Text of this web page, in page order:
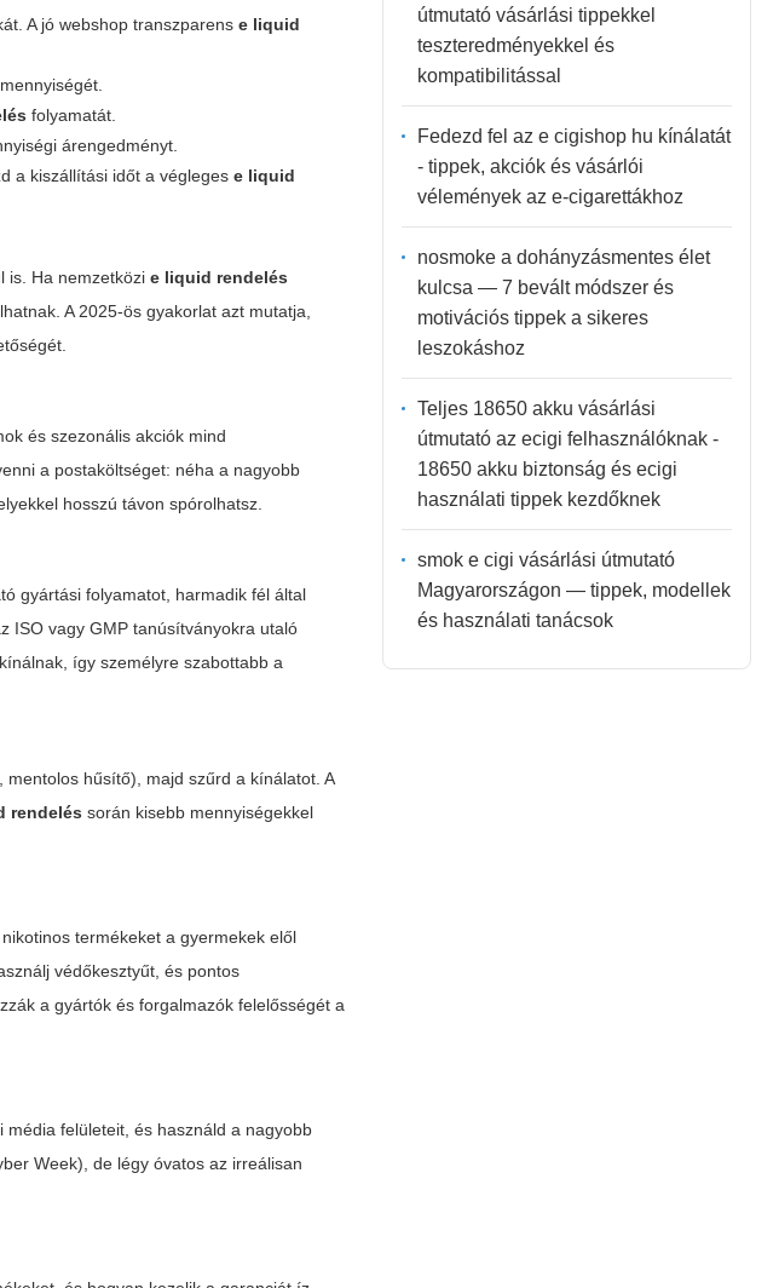
A jó webshop transzparense liquid
folyamatát.
árengedményt.
a kiszállítási időt a véglegese liquid
is. Ha nemzetközie liquid rendelés
A 2025-ös gyakorlat azt mutatja,
és szezonális akciók mind
a postaköltséget: néha a nagyobb
hosszú távon spórolhatsz.
gyártási folyamatot, harmadik fél által
ISO vagy GMP tanúsítványokra utaló
így személyre szabottabb a
hűsítő), majd szűrd a kínálatot. A
rendelés során kisebb mennyiségekkel
termékeket a gyermekek elől
védőkesztyűt, és pontos
a gyártók és forgalmazók felelősségét a
felületeit, és használd a nagyobb
Week), de légy óvatos az irreálisan
útmutató vásárlási tippekkel
teszteredményekkel és
kompatibilitással
Fedezd fel az e cigishop hu kínálatát
- tippek, akciók és vásárlói
vélemények az e-cigarettákhoz
nosmoke a dohányzásmentes élet
kulcsa — 7 bevált módszer és
motivációs tippek a sikeres
leszokáshoz
Teljes 18650 akku vásárlási
útmutató az ecigi felhasználóknak -
18650 akku biztonság és ecigi
használati tippek kezdőknek
smok e cigi vásárlási útmutató
Magyarországon — tippek, modellek
és használati tanácsok